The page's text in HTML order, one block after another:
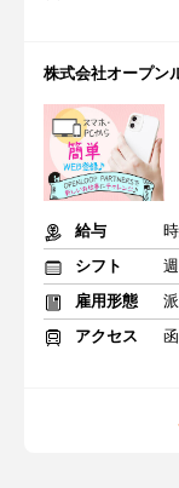
株式会社オープン
給与
シフト
雇用形態
アクセス